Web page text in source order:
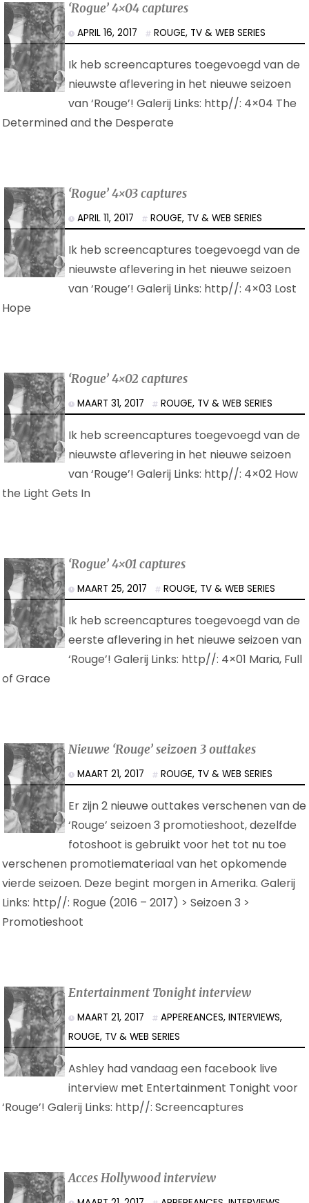
‘Rogue’ 4×04 captures
APRIL 16, 2017 ROUGE, TV & WEB SERIES
Ik heb screencaptures toegevoegd van de
nieuwste aflevering in het nieuwe seizoen
van ‘Rouge’! Galerij Links: http//: 4×04 The
Determined and the Desperate
‘Rogue’ 4×03 captures
APRIL 11, 2017 ROUGE, TV & WEB SERIES
Ik heb screencaptures toegevoegd van de
nieuwste aflevering in het nieuwe seizoen
van ‘Rouge’! Galerij Links: http//: 4×03 Lost
Hope
‘Rogue’ 4×02 captures
MAART 31, 2017 ROUGE, TV & WEB SERIES
Ik heb screencaptures toegevoegd van de
nieuwste aflevering in het nieuwe seizoen
van ‘Rouge’! Galerij Links: http//: 4×02 How
the Light Gets In
‘Rogue’ 4×01 captures
MAART 25, 2017 ROUGE, TV & WEB SERIES
Ik heb screencaptures toegevoegd van de
eerste aflevering in het nieuwe seizoen van
‘Rouge’! Galerij Links: http//: 4×01 Maria, Full
of Grace
Nieuwe ‘Rouge’ seizoen 3 outtakes
MAART 21, 2017 ROUGE, TV & WEB SERIES
Er zijn 2 nieuwe outtakes verschenen van de
‘Rouge’ seizoen 3 promotieshoot, dezelfde
fotoshoot is gebruikt voor het tot nu toe
verschenen promotiemateriaal van het opkomende
vierde seizoen. Deze begint morgen in Amerika. Galerij
Links: http//: Rogue (2016 – 2017) > Seizoen 3 >
Promotieshoot
Entertainment Tonight interview
MAART 21, 2017 APPEREANCES,INTERVIEWS,
ROUGE, TV & WEB SERIES
Ashley had vandaag een facebook live
interview met Entertainment Tonight voor
‘Rouge’! Galerij Links: http//: Screencaptures
Acces Hollywood interview